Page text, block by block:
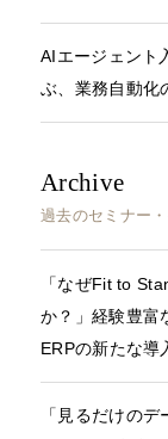
AIエージェント
ぶ、業務自動化
Archive
過去のセミナー
「なぜFit to
か？」経験豊富
ERPの新たな導
「見るだけの